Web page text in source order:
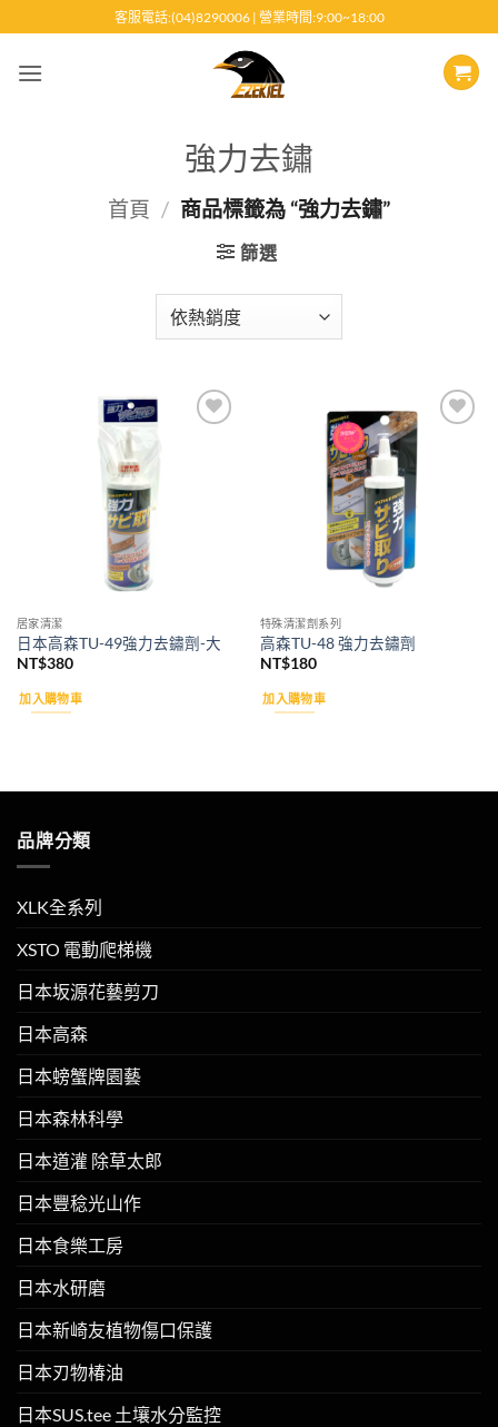
至
客服電話:(04)8290006 | 營業時間:9:00~18:00
強力去鏽
首頁 / 商品標籤為 “強力去鏽”
篩選
居家清潔
日本高森TU-49強力去鏽劑-大
NT$380
加入購物車
特殊清潔劑系列
高森TU-48 強力去鏽劑
NT$180
加入購物車
品牌分類
XLK全系列
XSTO 電動爬梯機
日本坂源花藝剪刀
日本高森
日本螃蟹牌園藝
日本森林科學
日本道灌 除草太郎
日本豐稔光山作
日本食樂工房
日本水研磨
日本新崎友植物傷口保護
日本刃物椿油
日本SUS.tee 土壤水分監控